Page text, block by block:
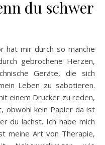
du schwer
hat mir durch so manche
gebrochene Herzen,
Geräte, die sich
Leben zu sabotieren.
einem Drucker zu reden,
obwohl kein Papier da ist
du lachst. Ich habe mich
meine Art von Therapie,